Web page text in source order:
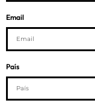
Email
País